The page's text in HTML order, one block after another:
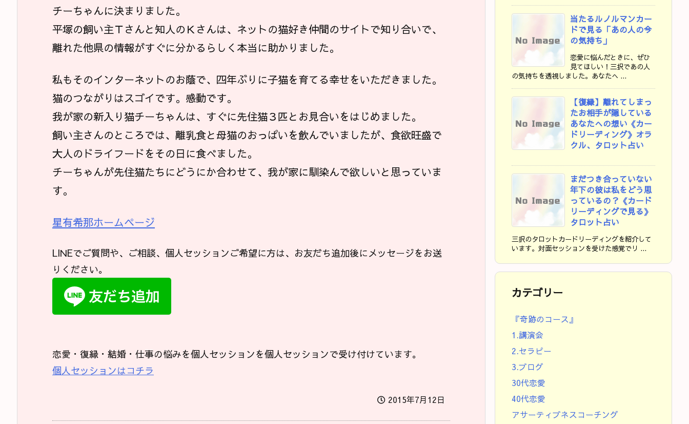
チーちゃんに決まりました。
平塚の飼い主Ｔさんと知人のＫさんは、ネットの猫好き仲間のサイトで知り合いで、
離れた他県の情報がすぐに分かるらしく本当に助かりました。
私もそのインターネットのお蔭で、四年ぶりに子猫を育てる幸せをいただきました。
猫のつながりはスゴイです。感動です。
我が家の新入り猫チーちゃんは、すぐに先住猫３匹とお見合いをはじめました。
飼い主さんのところでは、離乳食と母猫のおっぱいを飲んでいましたが、食欲旺盛で
大人のドライフードをその日に食べました。
チーちゃんが先住猫たちにどうにか合わせて、我が家に馴染んで欲しいと思っていま
す。
星有希那ホームページ
LINEでご質問や、ご相談、個人セッションご希望に方は、お友だち追加後にメッセージをお送
りください。
恋愛・復縁・結婚・仕事の悩みを個人セッションを個人セッションで受け付けています。
個人セッションはコチラ
2015年7月12日
当たるルノルマンカー
ドで見る「あの人の今
の気持ち」
恋愛に悩んだときに、ぜひ
見てほしい！三択であの人
の気持ちを透視しました。あなたへ ...
【復縁】離れてしまっ
たお相手が隠している
あなたへの想い《カー
ドリーディング》オラ
クル、タロット占い
まだつき合っていない
年下の彼は私をどう思
っているの？《カード
リーディングで見る》
タロット占い
三択のタロットカードリーディングを紹介して
います。対面セッションを受けた感覚でリ ...
カテゴリー
『奇跡のコース』
1.講演会
2.セラピー
3.ブログ
30代恋愛
40代恋愛
アサーティブネスコーチング